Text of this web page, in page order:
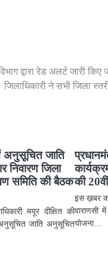
द्वारा रेड अलर्ट जारी
जिलाधिकारी ने सभी जिला
अनुसूचित जाति
निवारण जिला
समिति की बैठक
मयूर दीक्षित की
जाति अनुसूचित
की
इस ख़बर को
वाराणसी
योजना…